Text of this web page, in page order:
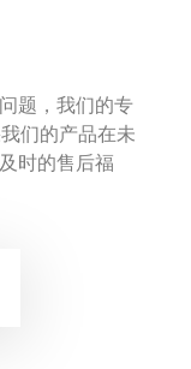
题，我们的专
们的产品在未
时的售后福